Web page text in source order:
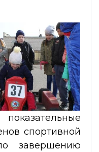
спортивной
завершению